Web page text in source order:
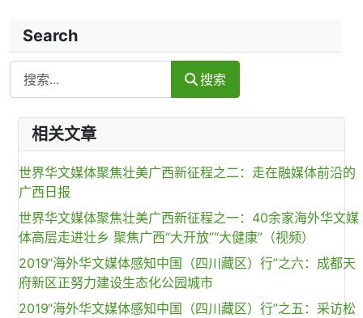
Search
Search
搜索
相关文章
世界华文媒体聚焦壮美广西新征程之二：走在融媒体前沿的
广西日报
世界华文媒体聚焦壮美广西新征程之一：40余家海外华文媒
体高层走进壮乡 聚焦广西“大开放”“大健康”（视频）
2019“海外华文媒体感知中国（四川藏区）行”之六：成都天
府新区正努力建设生态化公园城市
2019“海外华文媒体感知中国（四川藏区）行”之五：采访松